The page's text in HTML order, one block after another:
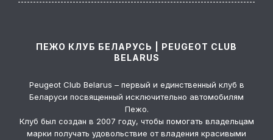
ПЕЖО КЛУБ БЕЛАРУСЬ | PEUGEOT CLUB
BELARUS
Peugeot Club Belarus – первый и единственный клуб в
Беларуси посвященный исключительно автомобилям
Пежо.
Клуб был создан в 2007 году, чтобы помогать владельцам
марки получать удовольствие от владения красивыми